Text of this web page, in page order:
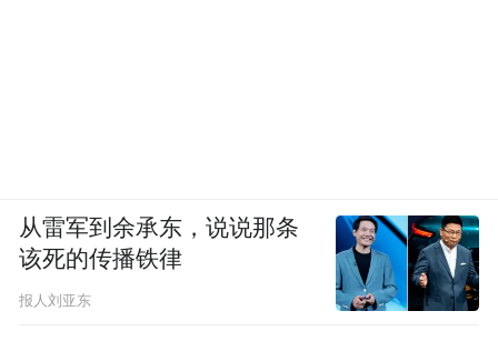
从雷军到余承东，说说那条
该死的传播铁律
报人刘亚东